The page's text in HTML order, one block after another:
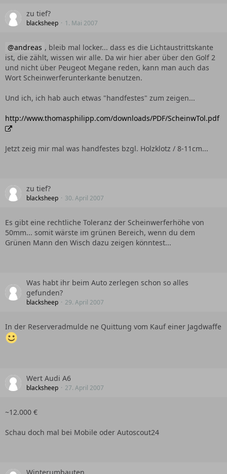
zu tief?
blacksheep 1. Mai 2007
andreas , bleib mal locker... dass es die Lichtaustrittskante
ist, die zählt, wissen wir alle. Da wir hier aber über den Golf 2
und nicht über Peugeot Megane reden, kann man auch das
Wort Scheinwerferunterkante benutzen.
Und ich, ich hab auch etwas "handfestes" zum zeigen...
http://www.thomasphilipp.com/downloads/PDF/ScheinwTol.pdf
Jetzt zeig mir mal was handfestes bzgl. Holzklotz / 8-11cm...
zu tief?
blacksheep 30. April 2007
Es gibt eine rechtliche Toleranz der Scheinwerferhöhe von
50mm... somit wärste im grünen Bereich, wenn du dem
Grünen Mann den Wisch dazu zeigen könntest...
Was habt ihr beim Auto zerlegen schon so alles
gefunden?
blacksheep 29. April 2007
In der Reserveradmulde ne Quittung vom Kauf einer Jagdwaffe
Wert Audi A6
blacksheep 27. April 2007
~12.000 €
Schau doch mal bei Mobile oder Autoscout24